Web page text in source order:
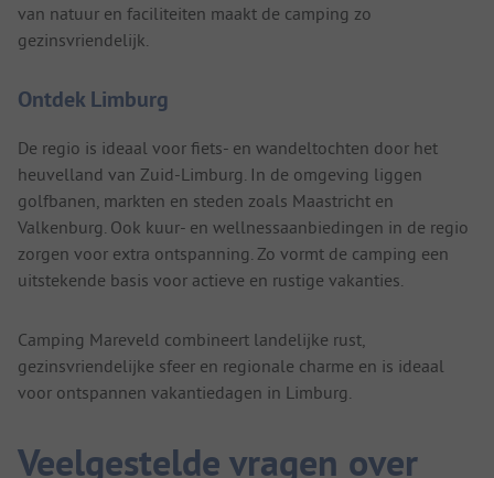
van natuur en faciliteiten maakt de camping zo
gezinsvriendelijk.
Ontdek Limburg
De regio is ideaal voor fiets- en wandeltochten door het
heuvelland van Zuid-Limburg. In de omgeving liggen
golfbanen, markten en steden zoals Maastricht en
Valkenburg. Ook kuur- en wellnessaanbiedingen in de regio
zorgen voor extra ontspanning. Zo vormt de camping een
uitstekende basis voor actieve en rustige vakanties.
Camping Mareveld combineert landelijke rust,
gezinsvriendelijke sfeer en regionale charme en is ideaal
voor ontspannen vakantiedagen in Limburg.
Veelgestelde vragen over